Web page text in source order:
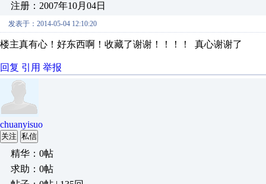
注册：2007年10月04日
发表于：2014-05-04 12:10:20
楼主真有心！好东西啊！收藏了谢谢！！！！ 真心谢谢了
回复 引用 举报
chuanyisuo
关注 私信
精华：0帖
求助：0帖